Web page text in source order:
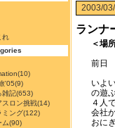
れ
(10)
'05(9)
雑記(653)
スロン挑戦(14)
ミング(122)
ム(90)
2003/
ランナ
＜場
前日
いよ
の遊
４人
会社
おに